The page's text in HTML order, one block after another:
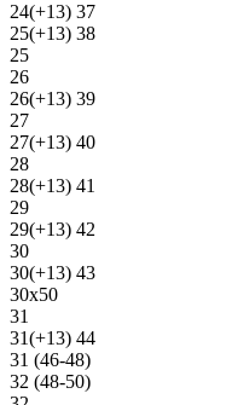
24(+13) 37
25(+13) 38
25
26
26(+13) 39
27
27(+13) 40
28
28(+13) 41
29
29(+13) 42
30
30(+13) 43
30х50
31
31(+13) 44
31 (46-48)
32 (48-50)